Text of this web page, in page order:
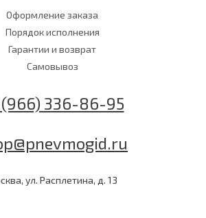
Оформление заказа
Порядок исполнения
Гарантии и возврат
Самовывоз
(966) 336-86-95
ул. Расплетина, д. 13